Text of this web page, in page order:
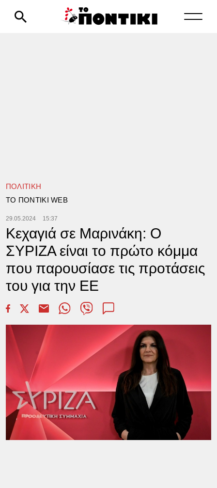
ΠΟΛΙΤΙΚΗ
TΟ ΠΟΝΤΙΚΙ WEB
29.05.2024 15:37
Κεχαγιά σε Μαρινάκη: Ο
ΣΥΡΙΖΑ είναι το πρώτο κόμμα
που παρουσίασε τις προτάσεις
του για την ΕΕ